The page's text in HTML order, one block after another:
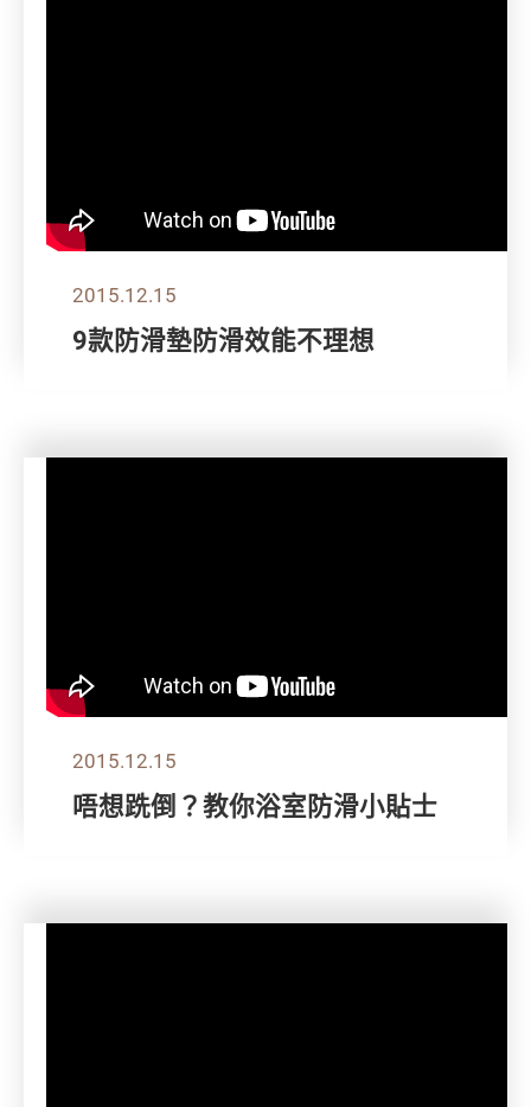
2015.12.15
9款防滑墊防滑效能不理想
2015.12.15
唔想跣倒？教你浴室防滑小貼士